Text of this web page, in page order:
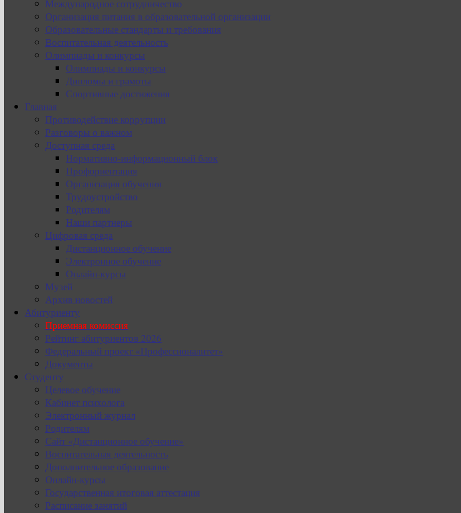
Международное сотрудничество
Организация питания в образовательной организации
Образовательные стандарты и требования
Воспитательная деятельность
Олимпиады и конкурсы
Олимпиады и конкурсы
Дипломы и грамоты
Спортивные достижения
Главная
Противодействие коррупции
Разговоры о важном
Доступная среда
Нормативно-информационный блок
Профориентация
Организация обучения
Трудоустройство
Родителям
Наши партнеры
Цифровая среда
Дистанционное обучение
Электронное обучение
Онлайн-курсы
Музей
Архив новостей
Абитуриенту
Приемная комиссия
Рейтинг абитуриентов 2026
Федеральный проект «Профессионалитет»
Документы
Студенту
Целевое обучение
Кабинет психолога
Электронный журнал
Родителям
Сайт «Дистанционное обучение»
Воспитательная деятельность
Дополнительное образование
Онлайн-курсы
Государственная итоговая аттестация
Расписание занятий